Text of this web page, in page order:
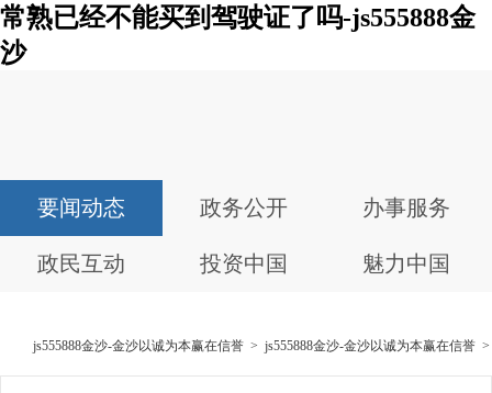
常熟已经不能买到驾驶证了吗-js555888金
沙
要闻动态 政务公开 办事服务
政民互动 投资中国 魅力中国
js555888金沙-金沙以诚为本赢在信誉 > js555888金沙-金沙以诚为本赢在信誉